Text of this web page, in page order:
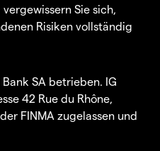
Sie sich,
Risiken vollständig
SA betrieben. IG
42 Rue du Rhône,
FINMA zugelassen und